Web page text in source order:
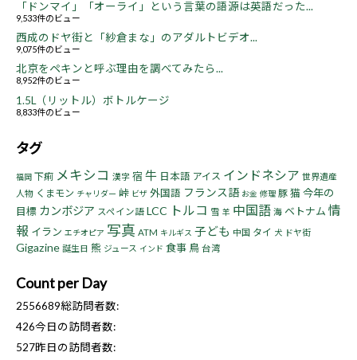
「ドンマイ」「オーライ」という言葉の語源は英語だった...
9,533件のビュー
西成のドヤ街と「紗倉まな」のアダルトビデオ...
9,075件のビュー
北京をペキンと呼ぶ理由を調べてみたら...
8,952件のビュー
1.5L（リットル）ボトルケージ
8,833件のビュー
タグ
福岡 下痢 メキシコ 漢字 宿 牛 日本語 アイス インドネシア 世界遺産
人物 くまモン チャリダー 峠 ビザ 外国語 フランス語 お金 修理 豚 猫今年の
目標 カンボジア スペイン語 LCC トルコ 雪 羊 中国語 海 ベトナム 情
報 イラン エチオピア 写真 ATM キルギス 子ども 中国 タイ 犬 ドヤ街
Gigazine 誕生日 熊 ジュース インド 食事 鳥 台湾
Count per Day
2556689総訪問者数:
426今日の訪問者数:
527昨日の訪問者数: